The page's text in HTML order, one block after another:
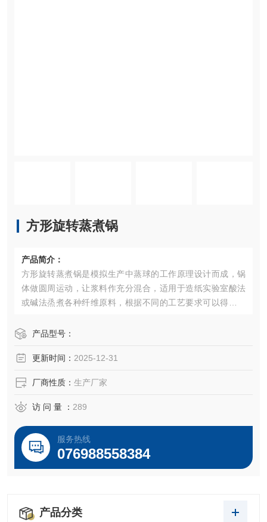
方形旋转蒸煮锅
产品简介：
方形旋转蒸煮锅是模拟生产中蒸球的工作原理设计而成，锅
体做圆周运动，让浆料作充分混合，适用于造纸实验室酸法
或碱法烝煮各种纤维原料，根据不同的工艺要求可以得到预
时也可用于其它材料的蒸煮，特别是在生物医疗，食品加工
提供热蒸汽。
产品型号：
更新时间： 2025-12-31
厂商性质： 生产厂家
访 问 量 ： 289
服务热线
076988558384
产品分类